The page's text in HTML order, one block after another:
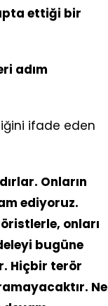
ettiği bir
adım
ifade eden
Onların
ediyoruz.
onları
bugüne
Hiçbir terör
Ne